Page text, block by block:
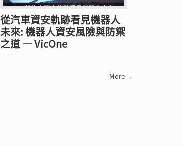
從汽車資安軌跡看見機器人
未來: 機器人資安風險與防禦
之道 — VicOne
More →